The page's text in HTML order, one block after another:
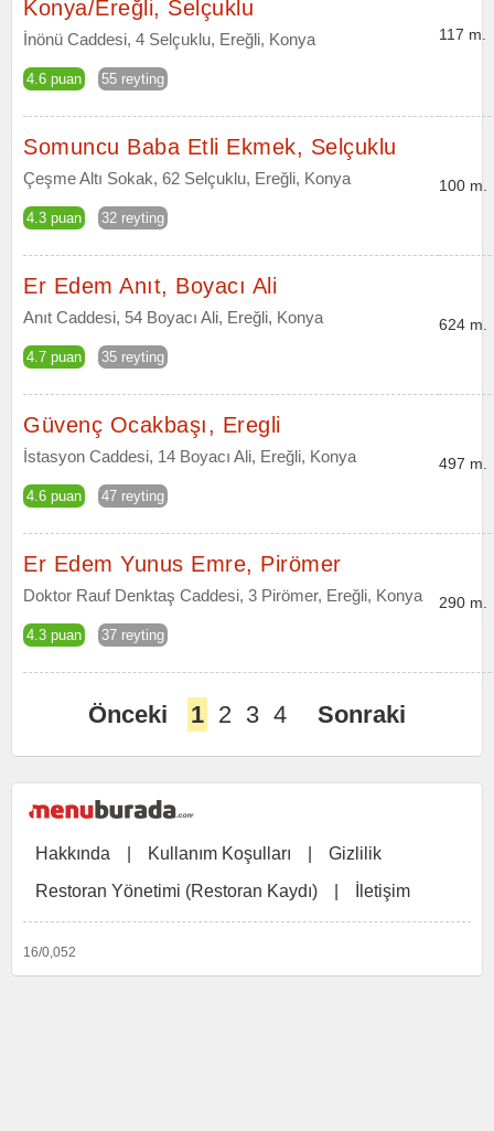
Konya/Ereğli, Selçuklu
İnönü Caddesi, 4 Selçuklu, Ereğli, Konya
4.6 puan 55 reyting
117 m.
Somuncu Baba Etli Ekmek, Selçuklu
Çeşme Altı Sokak, 62 Selçuklu, Ereğli, Konya
4.3 puan 32 reyting
100 m.
Er Edem Anıt, Boyacı Ali
Anıt Caddesi, 54 Boyacı Ali, Ereğli, Konya
4.7 puan 35 reyting
624 m.
Güvenç Ocakbaşı, Eregli
İstasyon Caddesi, 14 Boyacı Ali, Ereğli, Konya
4.6 puan 47 reyting
497 m.
Er Edem Yunus Emre, Pirömer
Doktor Rauf Denktaş Caddesi, 3 Pirömer, Ereğli, Konya
4.3 puan 37 reyting
290 m.
Önceki 1 2 3 4 Sonraki
Hakkında Kullanım Koşulları
Gizlilik
Restoran Yönetimi (Restoran Kaydı)
İletişim
16/0,052